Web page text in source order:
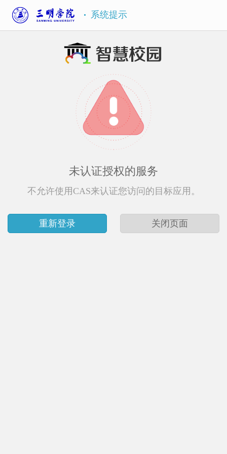
系统提示
未认证授权的服务
不允许使用CAS来认证您访问的目标应用。